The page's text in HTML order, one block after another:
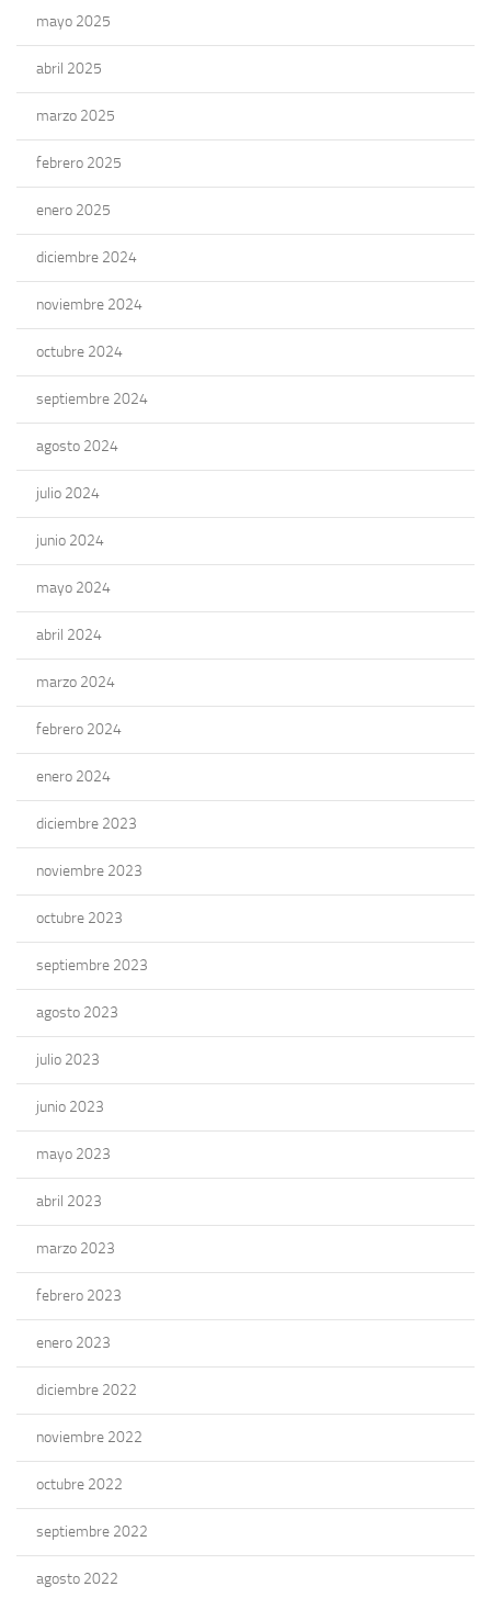
mayo 2025
abril 2025
marzo 2025
febrero 2025
enero 2025
diciembre 2024
noviembre 2024
octubre 2024
septiembre 2024
agosto 2024
julio 2024
junio 2024
mayo 2024
abril 2024
marzo 2024
febrero 2024
enero 2024
diciembre 2023
noviembre 2023
octubre 2023
septiembre 2023
agosto 2023
julio 2023
junio 2023
mayo 2023
abril 2023
marzo 2023
febrero 2023
enero 2023
diciembre 2022
noviembre 2022
octubre 2022
septiembre 2022
agosto 2022